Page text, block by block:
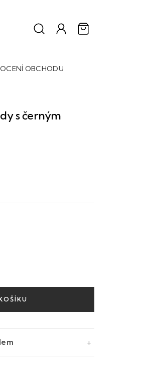
OBCHODU
s černým